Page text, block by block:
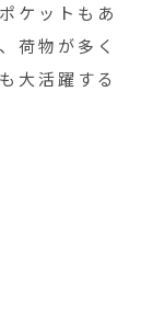
ケットもあ
荷物が多く
大活躍する